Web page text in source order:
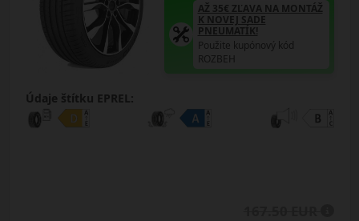
AŽ 35€ ZĽAVA NA MONTÁŽ
K NOVEJ SADE
PNEUMATÍK!
Použite kupónový kód
ROZBEH
Údaje štítku EPREL: